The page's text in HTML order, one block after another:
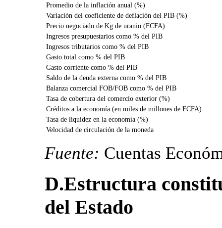
Promedio de la inflación anual (%)
Variación del coeficiente de deflación del PIB (%)
Precio negociado de Kg de uranio (FCFA)
Ingresos presupuestarios como % del PIB
Ingresos tributarios como % del PIB
Gasto total como % del PIB
Gasto corriente como % del PIB
Saldo de la deuda externa como % del PIB
Balanza comercial FOB/FOB como % del PIB
Tasa de cobertura del comercio exterior (%)
Créditos a la economía (en miles de millones de FCFA)
Tasa de liquidez en la economía (%)
Velocidad de circulación de la moneda
Fuente: Cuentas
D.Estructura
del Estado